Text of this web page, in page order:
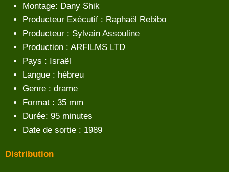
Montage: Dany Shik
Producteur Exécutif : Raphaël Rebibo
Producteur : Sylvain Assouline
Production : ARFILMS LTD
Pays : Israël
Langue : hébreu
Genre : drame
Format : 35 mm
Durée: 95 minutes
Date de sortie : 1989
Distribution